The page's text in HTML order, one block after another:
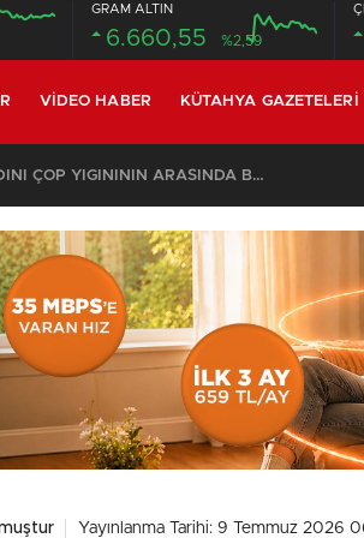
GRAM ALTIN
6.660,55 %2,59
VIDEO HABER KÜTAHYA GAZETELERI
KOMŞULARI ÖLDÜĞÜNÜ SANDI, YAŞLI KADINI ÇÖP YIĞINININ ARASINDA BULUNDU
Yayınlanma Tarihi: 9 Temmuz 2026